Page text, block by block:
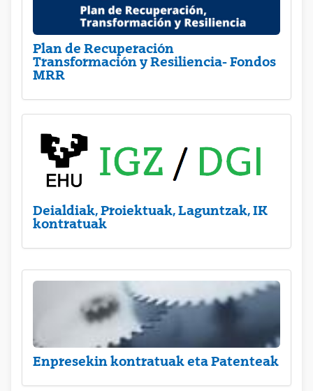
Plan de Recuperación
Transformación y Resiliencia- Fondos
MRR
Deialdiak, Proiektuak, Laguntzak, IK
kontratuak
Enpresekin kontratuak eta Patenteak